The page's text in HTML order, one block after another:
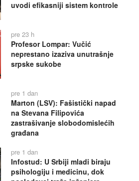
uvodi efikasniji sistem kontrole
pre 23 h
Profesor Lompar: Vučić
neprestano izaziva unutrašnje
srpske sukobe
pre 1 dan
Marton (LSV): Fašistički napad
na Stevana Filipovića
zastrašivanje slobodomislećih
građana
pre 1 dan
Infostud: U Srbiji mladi biraju
psihologiju i medicinu, dok